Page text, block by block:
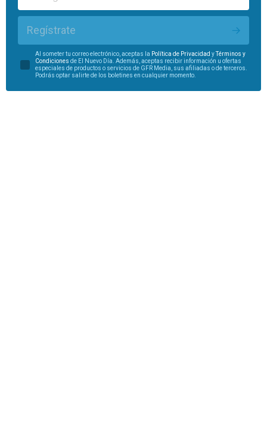
Regístrate
Al someter tu correo electrónico, aceptas la Política de Privacidad y
Términos y
Condiciones de El Nuevo Día. Además, aceptas recibir información u ofertas
especiales de productos o servicios de GFR Media, sus afiliadas o de terceros.
Podrás optar salirte de los boletines en cualquier momento.